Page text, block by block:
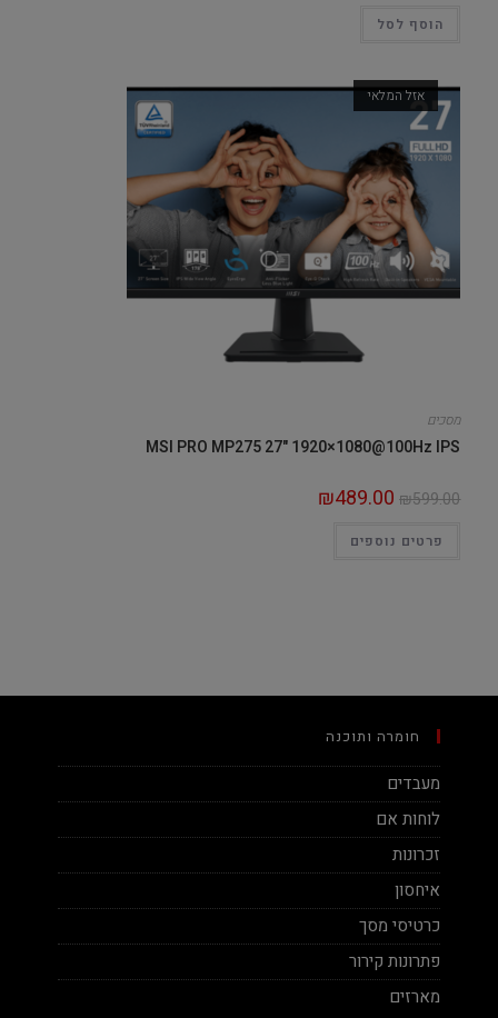
הוסף לסל
אזל המלאי
מסכים
MSI PRO MP275 27" 1920×1080@100Hz IPS
₪599.00
₪489.00
פרטים נוספים
חומרה ותוכנה
מעבדים
לוחות אם
זכרונות
איחסון
כרטיסי מסך
פתרונות קירור
מארזים